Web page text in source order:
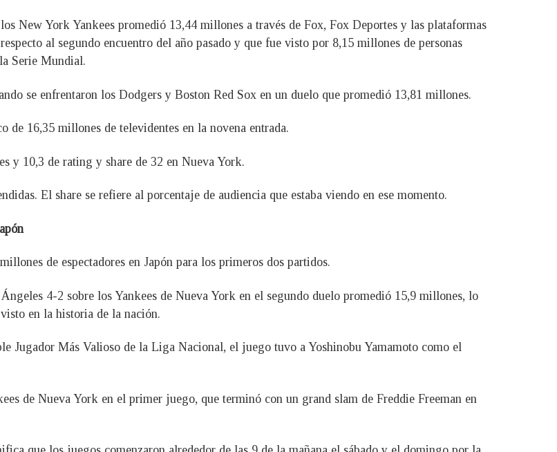
New York Yankees promedió 13,44 millones a través de Fox, Fox Deportes y las plataformas
al segundo encuentro del año pasado y que fue visto por 8,15 millones de personas
Serie Mundial.
se enfrentaron los Dodgers y Boston Red Sox en un duelo que promedió 13,81 millones.
de 16,35 millones de televidentes en la novena entrada.
y 10,3 de rating y share de 32 en Nueva York.
El share se refiere al porcentaje de audiencia que estaba viendo en ese momento.
de espectadores en Japón para los primeros dos partidos.
4-2 sobre los Yankees de Nueva York en el segundo duelo promedió 15,9 millones, lo
en la historia de la nación.
Jugador Más Valioso de la Liga Nacional, el juego tuvo a Yoshinobu Yamamoto como el
de Nueva York en el primer juego, que terminó con un grand slam de Freddie Freeman en